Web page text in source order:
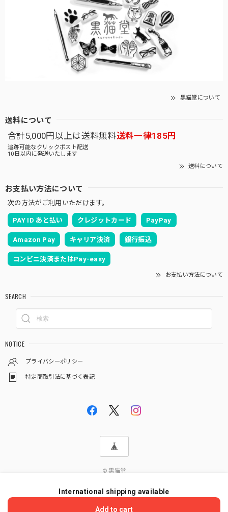
黒猫堂について
送料について
合計5,000円以上は送料無料送料一律185円
追跡可能なクリックポスト配送
10日以内に発送いたします
送料について
お支払い方法について
次の方法がご利用いただけます。
PAY ID あと払い クレジットカード PayPay
Amazon Pay キャリア決済 銀行振込
コンビニ決済またはPay-easy
お支払い方法について
SEARCH
NOTICE
プライバシーポリシー
特定商取引法に基づく表記
© 黒猫堂
International shipping available
Add to cart
ショップに質問する